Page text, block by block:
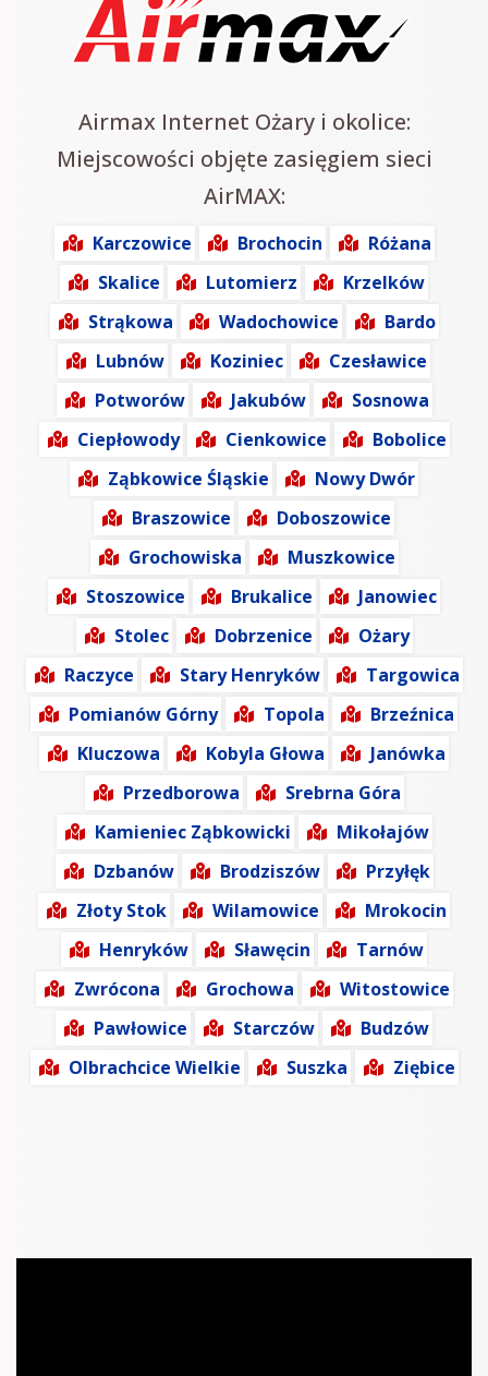
Airmax Internet Ożary i okolice:
Miejscowości objęte zasięgiem sieci
AirMAX:
Karczowice Brochocin
Różana
Skalice
Lutomierz
Krzelków
Strąkowa
Wadochowice
Bardo
Lubnów
Koziniec
Czesławice
Potworów
Jakubów
Sosnowa
Ciepłowody
Cienkowice
Bobolice
Ząbkowice Śląskie
Nowy Dwór
Braszowice
Doboszowice
Grochowiska
Muszkowice
Stoszowice
Brukalice
Janowiec
Stolec
Dobrzenice
Ożary
Raczyce
Stary Henryków
Targowica
Pomianów Górny
Topola
Brzeźnica
Kluczowa
Kobyla Głowa
Janówka
Przedborowa
Srebrna Góra
Kamieniec Ząbkowicki
Mikołajów
Dzbanów
Brodziszów
Przyłęk
Złoty Stok
Wilamowice
Mrokocin
Henryków
Sławęcin
Tarnów
Zwrócona
Grochowa
Witostowice
Pawłowice
Starczów
Budzów
Olbrachcice Wielkie
Suszka Ziębice